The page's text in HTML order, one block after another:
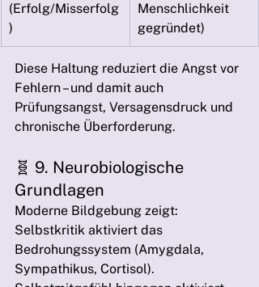
(Erfolg/Misserfolg
)
Menschlichkeit
gegründet)
Diese Haltung reduziert die Angst vor
Fehlern – und damit auch
Prüfungsangst, Versagensdruck und
chronische Überforderung.
🧬 9. Neurobiologische
Grundlagen
Moderne Bildgebung zeigt:
Selbstkritik aktiviert das
Bedrohungssystem (Amygdala,
Sympathikus, Cortisol).